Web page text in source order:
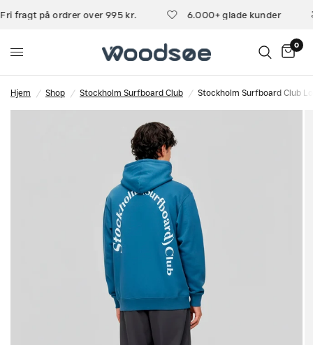
fragt på ordrer over 995 kr. 6.000+ glade kunder
0
Hjem / Shop / Stockholm Surfboard Club / Stockholm Surfboard Club